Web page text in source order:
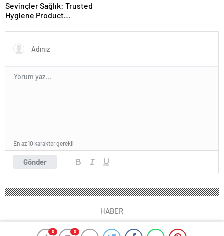
0 0
Sevinçler Sağlık: Trusted
Hygiene Product
Gönder
En az 10 karakter gerekli
HABER